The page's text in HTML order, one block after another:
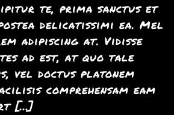
te, prima sanctus et
delicatissimi ea. Mel
adipiscing at. Vidisse
ad est, at quo tale
vel doctus platonem
comprehensam eam
[…]